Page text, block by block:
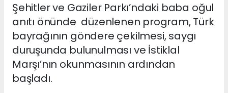
Şehitler ve Gaziler Parkı’ndaki baba oğul
anıtı önünde düzenlenen program, Türk
bayrağının göndere çekilmesi, saygı
duruşunda bulunulması ve İstiklal
Marşı’nın okunmasının ardından
başladı.